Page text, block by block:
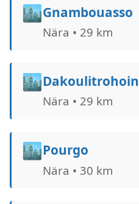
🏙️Gnambouasso
Nära • 29 km
🏙️Dakoulitrohoin
Nära • 29 km
🏙️Pourgo
Nära • 30 km